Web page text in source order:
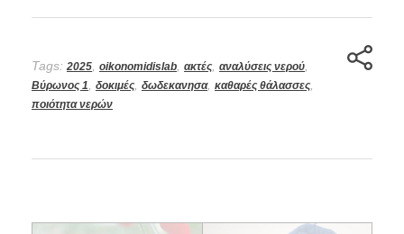
Tags: 2025, oikonomidislab, ακτές, αναλύσεις νερού,
Βύρωνος 1, δοκιμές, δωδεκανησα, καθαρές θάλασσες,
ποιότητα νερών